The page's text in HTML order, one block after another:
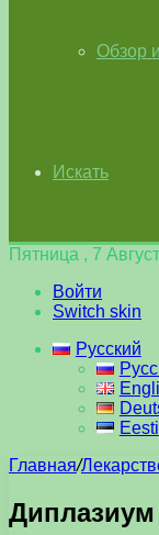
Обзор
Искать
Пятница , 7
Войти
Switch skin
Русский
Eesti
Главная/
Диплазиум